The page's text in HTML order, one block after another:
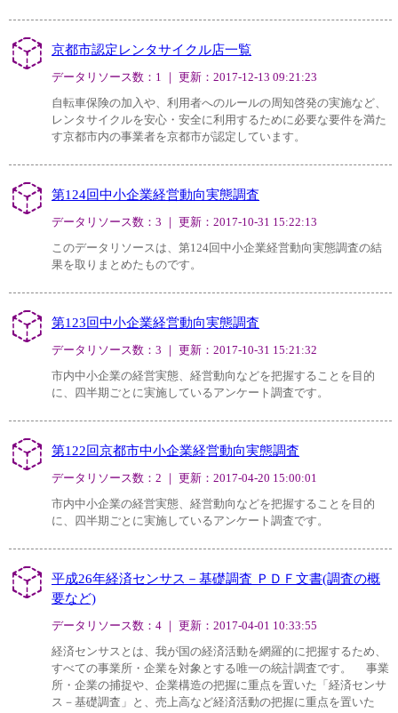
京都市認定レンタサイクル店一覧
データリソース数：1 ｜ 更新：2017-12-13 09:21:23
自転車保険の加入や、利用者へのルールの周知啓発の実施など、
レンタサイクルを安心・安全に利用するために必要な要件を満た
す京都市内の事業者を京都市が認定しています。
第124回中小企業経営動向実態調査
データリソース数：3 ｜ 更新：2017-10-31 15:22:13
このデータリソースは、第124回中小企業経営動向実態調査の結
果を取りまとめたものです。
第123回中小企業経営動向実態調査
データリソース数：3 ｜ 更新：2017-10-31 15:21:32
市内中小企業の経営実態、経営動向などを把握することを目的
に、四半期ごとに実施しているアンケート調査です。
第122回京都市中小企業経営動向実態調査
データリソース数：2 ｜ 更新：2017-04-20 15:00:01
市内中小企業の経営実態、経営動向などを把握することを目的
に、四半期ごとに実施しているアンケート調査です。
平成26年経済センサス－基礎調査 ＰＤＦ文書(調査の概
要など)
データリソース数：4 ｜ 更新：2017-04-01 10:33:55
経済センサスとは、我が国の経済活動を網羅的に把握するため、
すべての事業所・企業を対象とする唯一の統計調査です。 事業
所・企業の捕捉や、企業構造の把握に重点を置いた「経済センサ
ス－基礎調査」と、売上高など経済活動の把握に重点を置いた